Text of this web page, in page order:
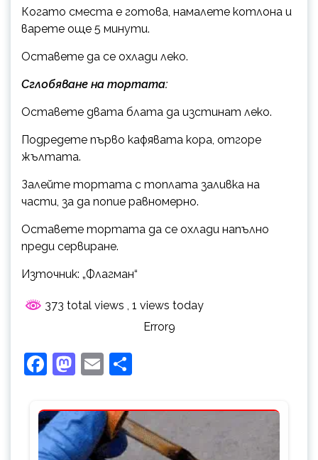
Когато сместа е готова, намалете котлона и
варете още 5 минути.
Оставете да се охлади леко.
Сглобяване на тортата:
Оставете двата блата да изстинат леко.
Подредете първо кафявата кора, отгоре
жълтата.
Залейте тортата с топлата заливка на
части, за да попие равномерно.
Оставете тортата да се охлади напълно
преди сервиране.
Източник: „Флагман“
373 total views
, 1 views today
Error9
Facebook
Mastodon
Email